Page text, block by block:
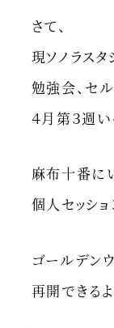
さて、
現ソノラスタ
勉強会、セル
４月第３週
麻布十番に
個人セッシ
ゴールデン
再開できる